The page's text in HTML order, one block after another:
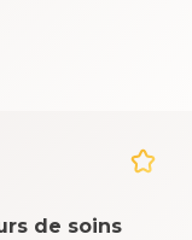
de soins